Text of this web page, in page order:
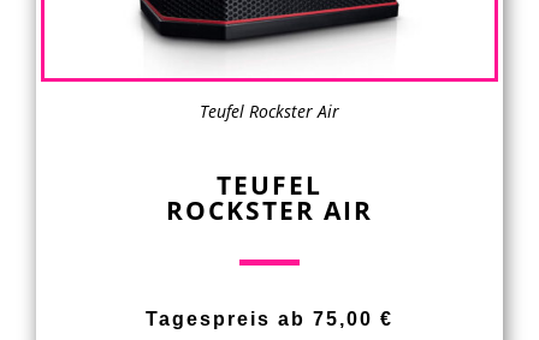
Teufel Rockster Air
TEUFEL
ROCKSTER AIR
Tagespreis ab 75,00 €